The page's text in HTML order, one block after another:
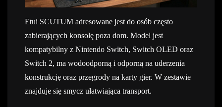
Etui SCUTUM adresowane jest do osób często
zabierających konsolę poza dom. Model jest
kompatybilny z Nintendo Switch, Switch OLED oraz
Switch 2, ma wodoodporną i odporną na uderzenia
konstrukcję oraz przegrody na karty gier. W zestawie
znajduje się smycz ułatwiająca transport.